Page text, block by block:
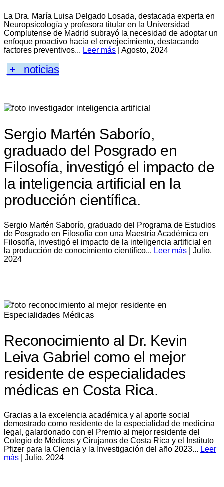
La Dra. María Luisa Delgado Losada, destacada experta en
Neuropsicología y profesora titular en la Universidad
Complutense de Madrid subrayó la necesidad de adoptar un
enfoque proactivo hacia el envejecimiento, destacando
factores preventivos... Leer más | Agosto, 2024
+ noticias
Sergio Martén Saborío,
graduado del Posgrado en
Filosofía, investigó el impacto de
la inteligencia artificial en la
producción científica.
Sergio Martén Saborío, graduado del Programa de Estudios
de Posgrado en Filosofía con una Maestría Académica en
Filosofía, investigó el impacto de la inteligencia artificial en
la producción de conocimiento científico... Leer más | Julio,
2024
Reconocimiento al Dr. Kevin
Leiva Gabriel como el mejor
residente de especialidades
médicas en Costa Rica.
Gracias a la excelencia académica y al aporte social
demostrado como residente de la especialidad de medicina
legal, galardonado con el Premio al mejor residente del
Colegio de Médicos y Cirujanos de Costa Rica y el Instituto
Pfizer para la Ciencia y la Investigación del año 2023... Leer
más | Julio, 2024